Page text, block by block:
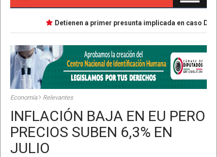
Detienen a primer presunta implicada en caso Dafne;
Economía Relevantes
INFLACIÓN BAJA EN EU PERO
PRECIOS SUBEN 6,3% EN
JULIO